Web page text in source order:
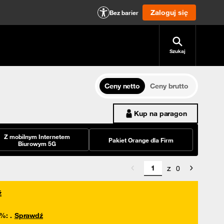
Bez barier Zaloguj się
Szukaj
Ceny netto
Ceny brutto
Kup na paragon
Z mobilnym Internetem
Biurowym 5G
Pakiet Orange dla Firm
z 0
: . Sprawdź